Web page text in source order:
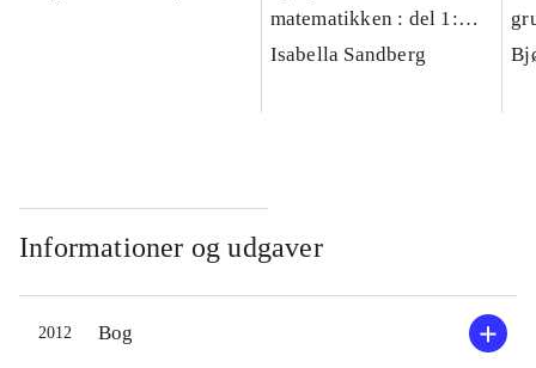
matematikken : del 1:
1.-6. klasse, del 2: 7.-10.
Isabella Sandberg
Informationer og udgaver
2012 Bog